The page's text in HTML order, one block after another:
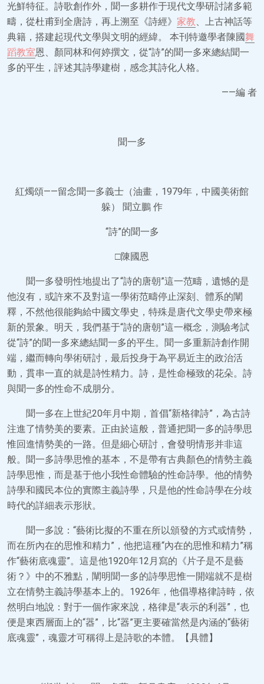
光鮮特征。詩歌創作外，聞一多耕作于現代文學研討諸多範
疇，從杜甫到全唐詩，再上溯至《詩經》 家教、上古神話等
典籍，搭建起現代文學與文明的經緯。 本刊特邀學者陳國舞
蹈教室恩、顏同林和何婷撰文，從“詩”的聞一多來總結聞一
多的平生，評述其詩學建樹，感念其詩化人格。
——編 者
聞一多
紅燭頌——留念聞一多義士（油畫，1979年，中國美術館
躲） 聞立鵬 作
“詩”的聞一多
□陳國恩
聞一多發明性地提出了“詩的唐朝”這一范疇，遺憾的是
他沒有，或許來不及對這一學術范疇停止深刻、體系的闡
釋，不然他很能夠給中國文學史，特殊是唐代文學史帶來極
新的景象。明天，我們基于“詩的唐朝”這一概念，測驗考試
從“詩”的聞一多來總結聞一多的平生。聞一多重新詩創作開
端，繼而轉向學術研討，最后投身于為平易近主的政治活
動，貫串一直的就是詩性精力。詩，是性命極致的花朵。詩
與聞一多的性命不成朋分。
聞一多在上世紀20年月中期，首倡“新格律詩”，為古詩
注進了情勢美的要素。正由於這般，普通把聞一多的詩學思
惟回進情勢美的一路。但是細心研討，會發明情形并非這
般。聞一多詩學思惟的基本，不是帶有古典顏色的情勢主義
詩學思惟，而是基于他小我性命體驗的性命詩學。他的情勢
詩學和國民本位的實際主義詩學，只是他的性命詩學在分歧
時代的詳細表示形狀。
聞一多說：“藝術比擬的不重在所以頒發的方式或情勢，
而在所內在的思惟和精力”，他把這種“內在的思惟和精力”稱
作“藝術底魂靈”。這是他1920年12月寫的《片子是不是藝
術？》中的不雅點，闡明聞一多的詩學思惟一開端就不是樹
立在情勢主義詩學基本上的。1926年，他倡導格律詩時，依
然明白地說：對于一個作家來說，格律是“表示的利器”，也
便是東西層面上的“器”，比“器”更主要確當然是內涵的“藝術
底魂靈”，魂靈才可稱得上是詩歌的本體。【具體】